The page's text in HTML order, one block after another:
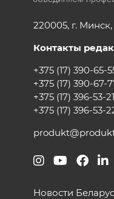
220005, г.
Контакты
+375 (17) 390-65-
+375 (17) 390-67-
+375 (17) 396-53-21
+375 (17) 396-53-
Новости